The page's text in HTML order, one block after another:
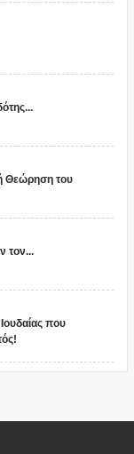
Θεώρηση του
τον...
που